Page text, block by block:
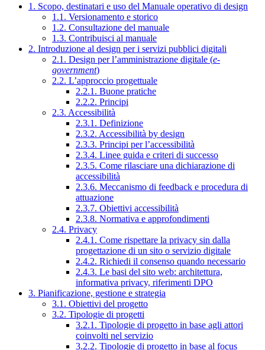
1. Scopo, destinatari e uso del Manuale operativo di design
1.1. Versionamento e storico
1.2. Consultazione del manuale
1.3. Contribuisci al manuale
2. Introduzione al design per i servizi pubblici digitali
2.1. Design per l’amministrazione digitale (e-
government)
2.2. L’approccio progettuale
2.2.1. Buone pratiche
2.2.2. Principi
2.3. Accessibilità
2.3.1. Definizione
2.3.2. Accessibilità by design
2.3.3. Principi per l’accessibilità
2.3.4. Linee guida e criteri di successo
2.3.5. Come rilasciare una dichiarazione di
accessibilità
2.3.6. Meccanismo di feedback e procedura di
attuazione
2.3.7. Obiettivi accessibilità
2.3.8. Normativa e approfondimenti
2.4. Privacy
2.4.1. Come rispettare la privacy sin dalla
progettazione di un sito o servizio digitale
2.4.2. Richiedi il consenso quando necessario
2.4.3. Le basi del sito web: architettura,
informativa privacy, riferimenti DPO
3. Pianificazione, gestione e strategia
3.1. Obiettivi del progetto
3.2. Tipologie di progetti
3.2.1. Tipologie di progetto in base agli attori
coinvolti nel servizio
3.2.2. Tipologie di progetto in base al focus